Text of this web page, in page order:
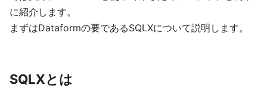
に紹介します。
まずはDataformの要であるSQLXについて説明します。
SQLXとは